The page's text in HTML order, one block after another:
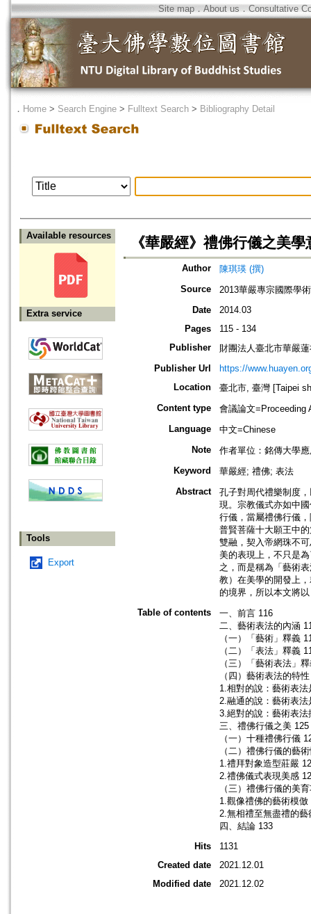
Site map．About us ． Consultative
． Home > Search Engine > Fulltext Search > Bibliography Detail
Available resources
Extra service
Tools
Export
《華嚴經》禮佛行儀之美學
Author
陳琪瑛 (撰)
Source
2013華嚴專宗國際學
Date
2014.03
Pages
115 - 134
Publisher
財團法人臺北市華嚴
Publisher Url
https://
Location
臺北市, 臺灣 [Taipei
Content type
會議論文=Proceeding
Language
中文=Chinese
Note
作者單位：銘傳大學
Keyword
華嚴經; 禮佛; 表法
Abstract
孔子對周代禮樂制度
現。宗教儀式亦如中
行儀，當屬禮佛行儀
普賢菩薩十大願王中
雙融，契入帝網珠不
美的表現上，不只是
之，而是稱為「藝術
教）在美學的開發上
的境界，所以本文將
Table of contents
一、前言 116
二、藝術表法的內涵
（一）「藝術」釋義
（二）「表法」釋義
（三）「藝術表法」
（四）藝術表法的特
1.相對的說：藝術表
2.融通的說：藝術表
3.絕對的說：藝術表
三、禮佛行儀之美 125
（一）十種禮佛行儀
（二）禮佛行儀的藝
1.禮拜對象造型莊嚴
2.禮佛儀式表現美感
（三）禮佛行儀的美
1.觀像禮佛的藝術模倣
2.無相禮至無盡禮的藝
四、結論 133
Hits
1131
Created date
2021.12.01
Modified date
2021.12.02